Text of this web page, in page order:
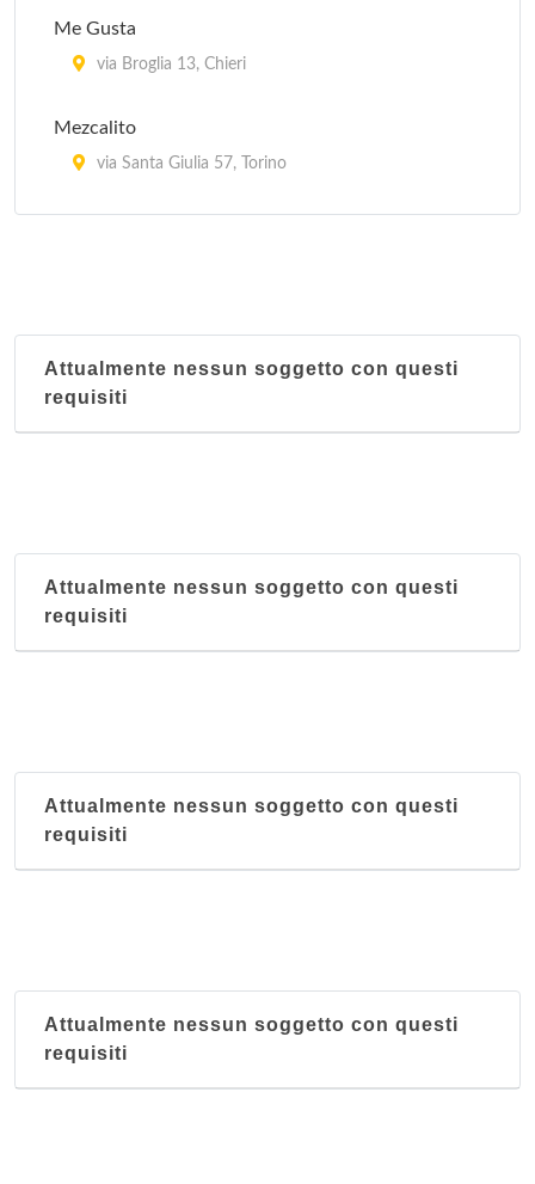
Me Gusta
via Broglia 13, Chieri
Mezcalito
via Santa Giulia 57, Torino
Attualmente nessun soggetto con questi
requisiti
Attualmente nessun soggetto con questi
requisiti
Attualmente nessun soggetto con questi
requisiti
Attualmente nessun soggetto con questi
requisiti